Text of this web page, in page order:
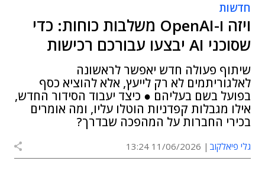
חדשות
ויזה ו-OpenAI משלבות כוחות: כדי
שסוכני AI יבצעו עבורכם רכישות
שיתוף פעולה חדש יאפשר לראשונה
לאלגוריתמים לא רק לייעץ, אלא להוציא כסף
בפועל בשם בעליהם ● כיצד יעבוד הסידור החדש,
אילו מגבלות קפדניות הוטלו עליו, ומה אומרים
בכירי החברות על המהפכה שבדרך?
גלי פיאלקוב 11/06/2026 13:24